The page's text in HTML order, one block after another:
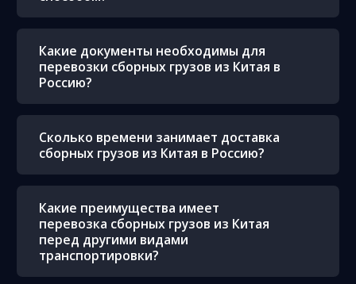
Какие документы необходимы для
перевозки сборных грузов из Китая в
Россию?
Сколько времени занимает доставка
сборных грузов из Китая в Россию?
Какие преимущества имеет
перевозка сборных грузов из Китая
перед другими видами
транспортировки?